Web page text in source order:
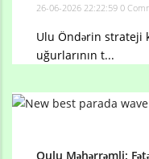
26-06-2026 22:22:59 0
Ulu Öndərin strateji
uğurlarının t...
Qulu Məhərrəmli: